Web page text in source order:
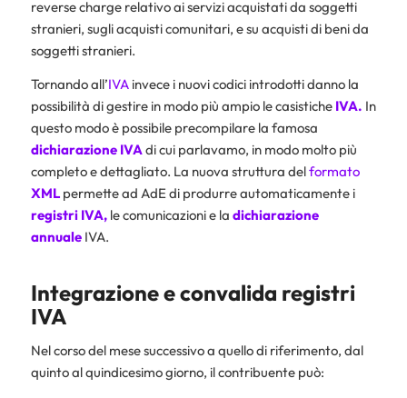
reverse charge relativo ai servizi acquistati da soggetti
stranieri, sugli acquisti comunitari, e su acquisti di beni da
soggetti stranieri.
Tornando all’IVAinvece i nuovi codici introdotti danno la
possibilità di gestire in modo più ampio le casistiche IVA. In
questo modo è possibile precompilare la famosa
dichiarazione IVAdi cui parlavamo, in modo molto più
completo e dettagliato. La nuova struttura delformato
XMLpermette ad AdE di produrre automaticamente i
registri IVA,le comunicazioni e la dichiarazione
annualeIVA.
Integrazione e convalida registri
IVA
Nel corso del mese successivo a quello di riferimento, dal
quinto al quindicesimo giorno, il contribuente può: